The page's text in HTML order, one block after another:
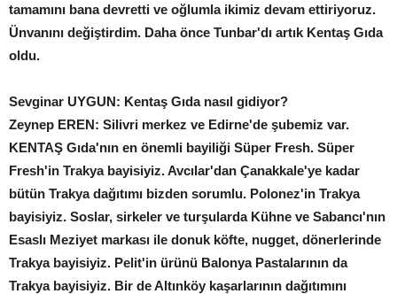
tamamını bana devretti ve oğlumla ikimiz devam ettiriyoruz.
Ünvanını değiştirdim. Daha önce Tunbar'dı artık Kentaş Gıda
oldu.
Sevginar UYGUN: Kentaş Gıda nasıl gidiyor?
Zeynep EREN: Silivri merkez ve Edirne'de şubemiz var.
KENTAŞ Gıda'nın en önemli bayiliği Süper Fresh. Süper
Fresh'in Trakya bayisiyiz. Avcılar'dan Çanakkale'ye kadar
bütün Trakya dağıtımı bizden sorumlu. Polonez'in Trakya
bayisiyiz. Soslar, sirkeler ve turşularda Kühne ve Sabancı'nın
Esaslı Meziyet markası ile donuk köfte, nugget, dönerlerinde
Trakya bayisiyiz. Pelit'in ürünü Balonya Pastalarının da
Trakya bayisiyiz. Bir de Altınköy kaşarlarının dağıtımını